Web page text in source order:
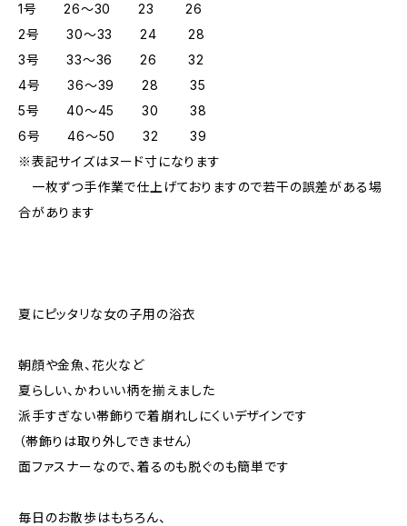
1号 26～30 23 26
2号 30～33 24 28
3号 33～36 26 32
4号 36～39 28 35
5号 40～45 30 38
6号 46～50 32 39
※表記サイズはヌード寸になります
一枚ずつ手作業で仕上げておりますので若干の誤差がある場
合があります
夏にピッタリな女の子用の浴衣
朝顔や金魚、花火など
夏らしい、かわいい柄を揃えました
派手すぎない帯飾りで着崩れしにくいデザインです
（帯飾りは取り外しできません）
面ファスナーなので、着るのも脱ぐのも簡単です
毎日のお散歩はもちろん、